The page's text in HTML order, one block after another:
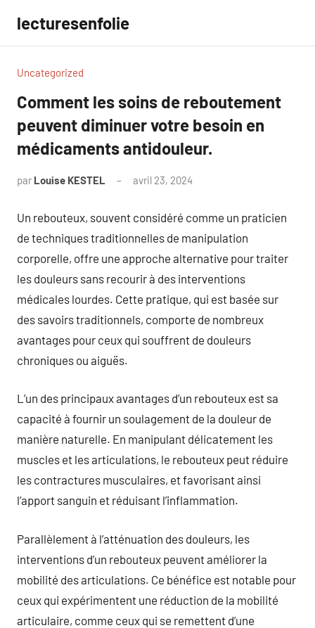
contenu
lecturesenfolie
Uncategorized
Comment les soins de reboutement
peuvent diminuer votre besoin en
médicaments antidouleur.
par Louise KESTEL avril 23, 2024
Un rebouteux, souvent considéré comme un praticien
de techniques traditionnelles de manipulation
corporelle, offre une approche alternative pour traiter
les douleurs sans recourir à des interventions
médicales lourdes. Cette pratique, qui est basée sur
des savoirs traditionnels, comporte de nombreux
avantages pour ceux qui souffrent de douleurs
chroniques ou aiguës.
L’un des principaux avantages d’un rebouteux est sa
capacité à fournir un soulagement de la douleur de
manière naturelle. En manipulant délicatement les
muscles et les articulations, le rebouteux peut réduire
les contractures musculaires, et favorisant ainsi
l’apport sanguin et réduisant l’inflammation.
Parallèlement à l’atténuation des douleurs, les
interventions d’un rebouteux peuvent améliorer la
mobilité des articulations. Ce bénéfice est notable pour
ceux qui expérimentent une réduction de la mobilité
articulaire, comme ceux qui se remettent d’une